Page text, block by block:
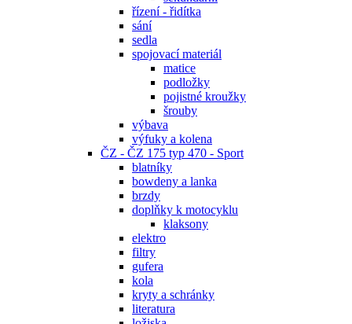
řízení - řidítka
sání
sedla
spojovací materiál
matice
podložky
pojistné kroužky
šrouby
výbava
výfuky a kolena
ČZ - ČZ 175 typ 470 - Sport
blatníky
bowdeny a lanka
brzdy
doplňky k motocyklu
klaksony
elektro
filtry
gufera
kola
kryty a schránky
literatura